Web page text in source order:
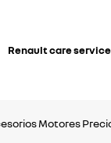
Renault care service
Motores